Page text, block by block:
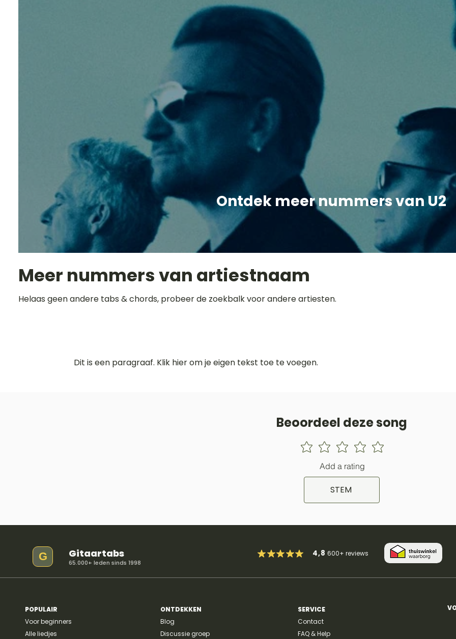
Ontdek meer nummers van U2
Meer nummers van artiestnaam
Helaas geen andere tabs & chords, probeer de zoekbalk voor andere artiesten.
Dit is een paragraaf. Klik hier om je eigen tekst toe te voegen.
Beoordeel deze song
Add a rating
STEM
G Gitaartabs
65.000+ leden sinds 1998
4,8600+reviews
POPULAIR
Voor beginners
Alle liedjes
ONTDEKKEN
Blog
Discussie groep
SERVICE
Contact
FAQ & Help